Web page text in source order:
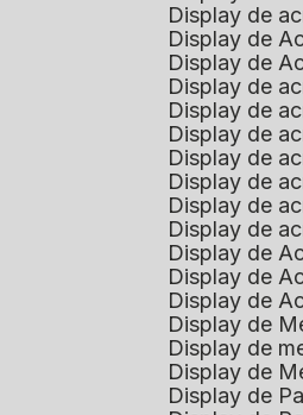
Display de
Display de
Display de
Display de
Display de
Display de
Display de
Display de
Display de
Display de
Display de
Display de
Display de
Display de
Display de
Display de
Display de